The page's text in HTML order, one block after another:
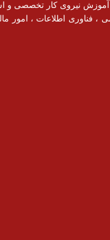
با مجوز رسمی از سازمان فنی و حرفه ای فعالیت
اطلاعات ، امور